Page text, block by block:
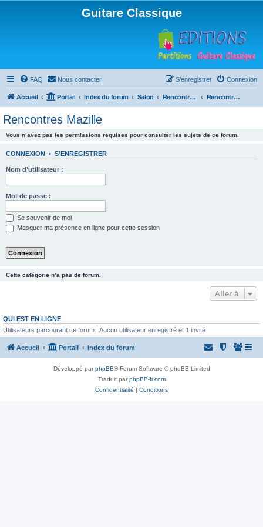
Guitare Classique
FAQ Nous contacter Connexion
S’enregistrer
Accueil Portail Index du forum Salon Rencontres musicales Rencontres Mazille
Rencontres Mazille
Vous n’avez pas les permissions requises pour consulter les sujets de ce forum.
CONNEXION • S’ENREGISTRER
Nom d’utilisateur :
Mot de passe :
Se souvenir de moi
Masquer ma présence en ligne pour cette session
Cette catégorie n’a pas de forum.
Aller à
QUI EST EN LIGNE
Utilisateurs parcourant ce forum : Aucun utilisateur enregistré et 1 invité
Accueil Portail Index du forum
Développé parphpBB® Forum Software © phpBB Limited
Traduit parphpBB-fr.com
Confidentialité | Conditions